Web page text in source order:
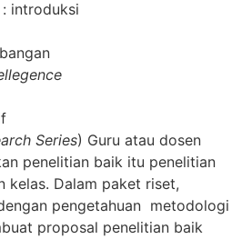
introduksi
Series) Guru atau dosen
penelitian baik itu penelitian
kelas. Dalam paket riset,
pengetahuan metodologi
proposal penelitian baik